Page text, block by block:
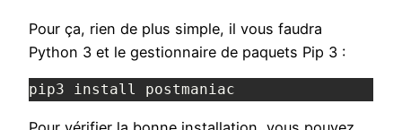
Pour ça, rien de plus simple, il vous faudra
Python 3 et le gestionnaire de paquets Pip 3 :
pip3 install postmaniac